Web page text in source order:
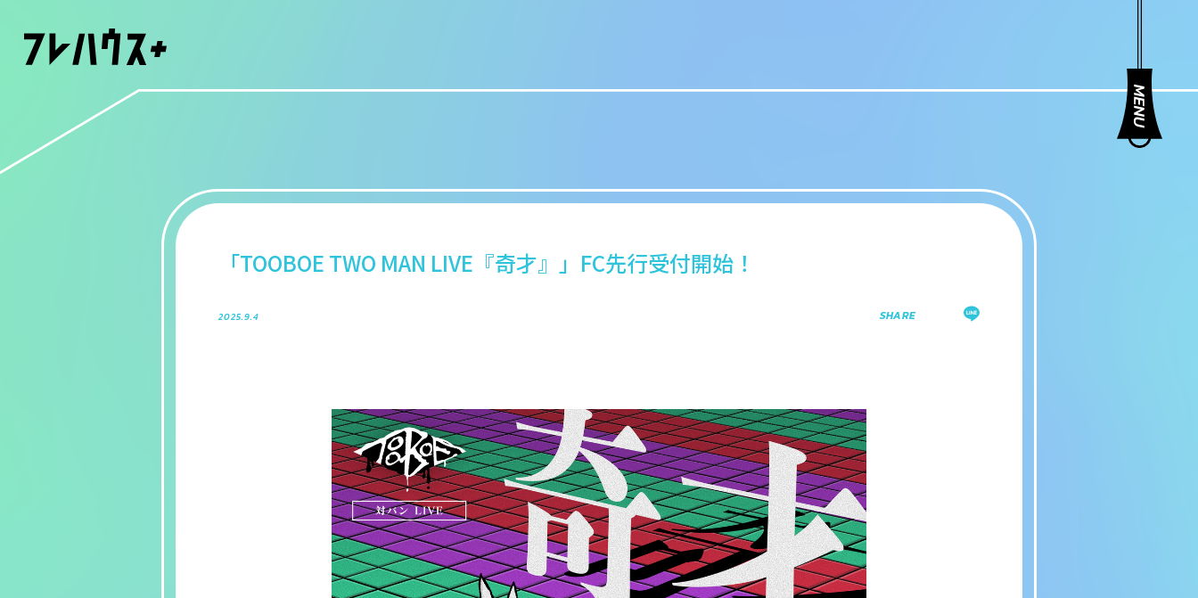
「TOOBOE TWO MAN LIVE『奇才』」FC先行受付開始！
2025.9.4 SHARE